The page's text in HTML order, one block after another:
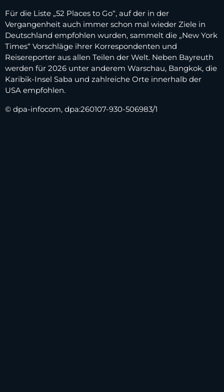
Für die Liste „52 Places to Go“, auf der in der
Vergangenheit auch immer schon mal wieder Ziele in
Deutschland empfohlen wurden, sammelt die „New York
Times“ Vorschläge ihrer Korrespondenten und
Reisereporter aus allen Teilen der Welt. Neben Bayreuth
werden für 2026 unter anderem Warschau, Bangkok, die
Karibik-Insel Saba und zahlreiche Orte innerhalb der
USA empfohlen.
© dpa-infocom, dpa:260107-930-506983/1